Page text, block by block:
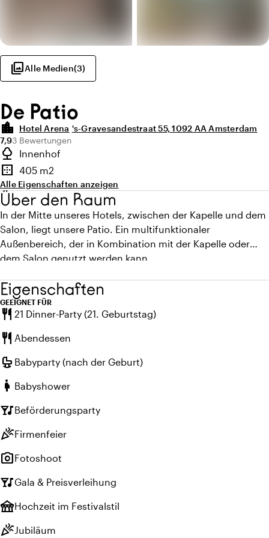
photo_libraryAlle Medien(3)
De Patio
location_city Hotel Arena 's-Gravesandestraat 55, 1092 AA Amsterdam
Durchschnittliche Bewertung von 7,9 von 10
7,9Anzahl der Bewertungen: 3
3 Bewertungen
Highlights
nature
Art des Außenbereichs
Innenhof
border_outer
Fläche
405 m2
Alle Eigenschaften anzeigen
Über den Raum
In der Mitte unseres Hotels, zwischen der Kapelle und dem
Salon, liegt unsere Patio. Ein multifunktionaler
Außenbereich, der in Kombination mit der Kapelle oder
dem Salon genutzt werden kann.
Eigenschaften
GEEIGNET FÜR
restaurant 21 Dinner-Party (21. Geburtstag)
restaurant Abendessen
crib Babyparty (nach der Geburt)
pregnant_woman Babyshower
nightlifeBeförderungsparty
celebrationFirmenfeier
photo_cameraFotoshoot
nightlifeGala & Preisverleihung
festivalHochzeit im Festivalstil
celebrationJubiläum